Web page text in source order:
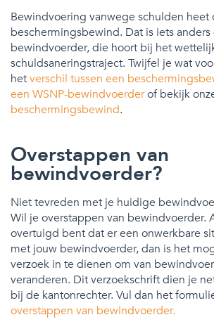
Bewindvoering vanwege schulden heet
beschermingsbewind. Dat is iets anders
bewindvoerder, die hoort bij het
schuldsaneringstraject. Twijfel je wat
hetverschil tussen een
een WSNP-bewindvoerderof bekijk
beschermingsbewind.
Overstappen van
bewindvoerder?
Niet tevreden met je huidige
Wil je overstappen van bewindvoerder.
overtuigd bent dat er een onwerkbare
met jouw bewindvoerder, dan is het
verzoek in te dienen om van
veranderen. Dit verzoekschrift dien je
bij de kantonrechter. Vul dan het
overstappen van bewindvoerder.